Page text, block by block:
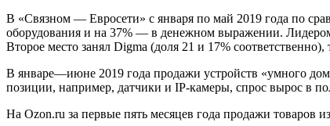
В «Связном — Евросети» с января по май 2019 года по
оборудования и на 37% — в денежном выражении.
Второе место занял Digma (доля 21 и 17%
В январе—июне 2019 года продажи устройств «умного
позиции, например, датчики и IP-камеры, спрос вырос в
На Ozon.ru за первые пять месяцев года продажи товаров